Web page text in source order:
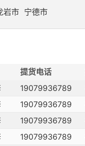
岩市 宁德市
提货电话
19079936789
19079936789
19079936789
19079936789